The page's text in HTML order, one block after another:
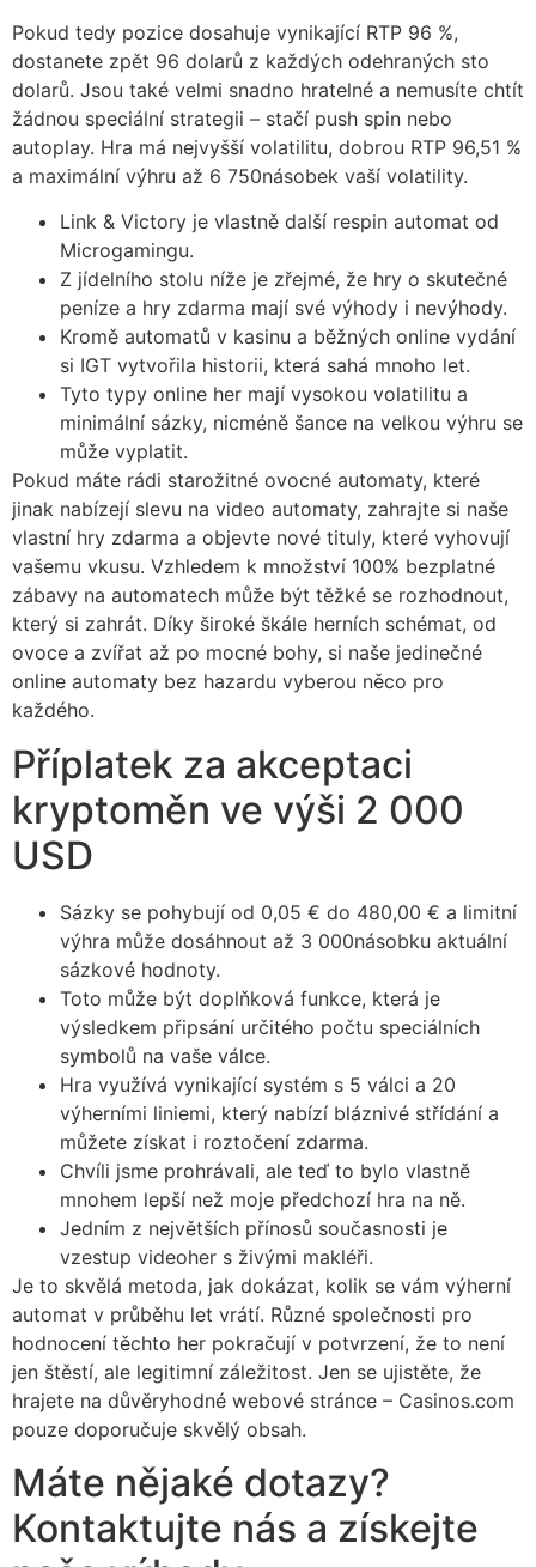
Pokud tedy pozice dosahuje vynikající RTP 96 %,
dostanete zpět 96 dolarů z každých odehraných sto
dolarů. Jsou také velmi snadno hratelné a nemusíte chtít
žádnou speciální strategii – stačí push spin nebo
autoplay. Hra má nejvyšší volatilitu, dobrou RTP 96,51 %
a maximální výhru až 6 750násobek vaší volatility.
Link & Victory je vlastně další respin automat od
Microgamingu.
Z jídelního stolu níže je zřejmé, že hry o skutečné
peníze a hry zdarma mají své výhody i nevýhody.
Kromě automatů v kasinu a běžných online vydání
si IGT vytvořila historii, která sahá mnoho let.
Tyto typy online her mají vysokou volatilitu a
minimální sázky, nicméně šance na velkou výhru se
může vyplatit.
Pokud máte rádi starožitné ovocné automaty, které
jinak nabízejí slevu na video automaty, zahrajte si naše
vlastní hry zdarma a objevte nové tituly, které vyhovují
vašemu vkusu. Vzhledem k množství 100% bezplatné
zábavy na automatech může být těžké se rozhodnout,
který si zahrát. Díky široké škále herních schémat, od
ovoce a zvířat až po mocné bohy, si naše jedinečné
online automaty bez hazardu vyberou něco pro
každého.
Příplatek za akceptaci
kryptoměn ve výši 2 000
USD
Sázky se pohybují od 0,05 € do 480,00 € a limitní
výhra může dosáhnout až 3 000násobku aktuální
sázkové hodnoty.
Toto může být doplňková funkce, která je
výsledkem připsání určitého počtu speciálních
symbolů na vaše válce.
Hra využívá vynikající systém s 5 válci a 20
výherními liniemi, který nabízí bláznivé střídání a
můžete získat i roztočení zdarma.
Chvíli jsme prohrávali, ale teď to bylo vlastně
mnohem lepší než moje předchozí hra na ně.
Jedním z největších přínosů současnosti je
vzestup videoher s živými makléři.
Je to skvělá metoda, jak dokázat, kolik se vám výherní
automat v průběhu let vrátí. Různé společnosti pro
hodnocení těchto her pokračují v potvrzení, že to není
jen štěstí, ale legitimní záležitost. Jen se ujistěte, že
hrajete na důvěryhodné webové stránce – Casinos.com
pouze doporučuje skvělý obsah.
Máte nějaké dotazy?
Kontaktujte nás a získejte